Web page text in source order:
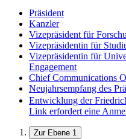
Präsident
Kanzler
Vizepräsident für
Vizepräsidentin für
Vizepräsidentin für
Engagement
Chief Communications
Neujahrsempfang des
Entwicklung der
Link erfordert eine
Zur Ebene 1